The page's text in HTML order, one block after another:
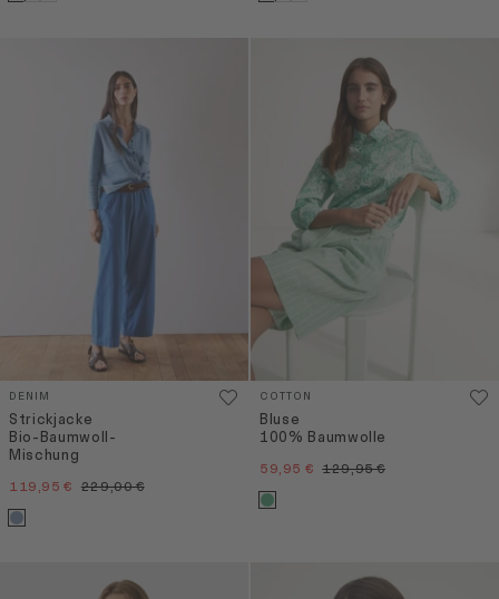
DENIM
Strickjacke
Bio-Baumwoll-
Mischung
119,95 € 229,00 €
COTTON
Bluse
100% Baumwolle
59,95 € 129,95 €